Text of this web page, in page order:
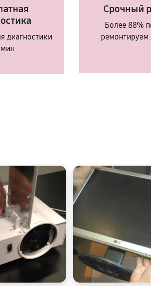
диагностики
Срочный
Более 88%
ремонтируем